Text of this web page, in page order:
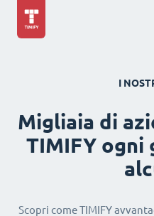
I
Migliaia di
TIMIFY ogni
Scopri come TIMIFY